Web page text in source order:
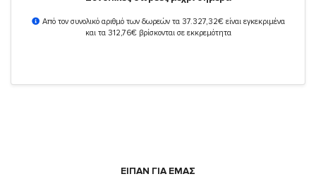
Από τον συνολικό αριθμό των δωρεών τα 37.327,32€ είναι εγκεκριμένα
και τα 312,76€ βρίσκονται σε εκκρεμότητα
ΕΙΠΑΝ ΓΙΑ ΕΜΑΣ